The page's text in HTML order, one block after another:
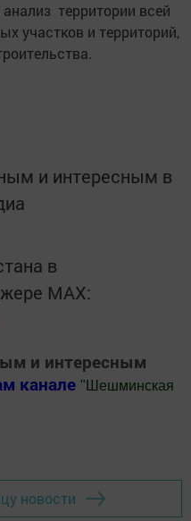
территории всей
участков и территорий,
и интересным в
в
MАХ:
и интересным
канале " Шешминская
новости